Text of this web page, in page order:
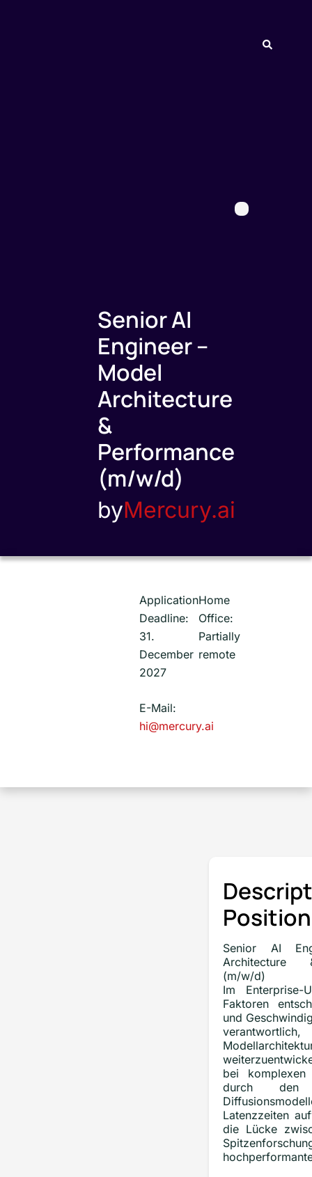
Senior AI
Engineer –
Model
Architecture
&
Performance
(m/w/d)
byMercury.ai
Application
Deadline:
31.
December
2027
Home
Office:
Partially
remote
E-Mail:
hi@mercury.ai
Senior AI
Architecture
(m/w/d)
Im Enterprise-
Faktoren
und
bei
durch den
Latenzzeiten
die Lücke